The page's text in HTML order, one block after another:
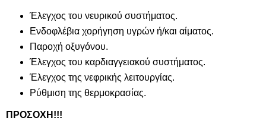
Έλεγχος του νευρικού συστήματος.
Ενδοφλέβια χορήγηση υγρών ή/και αίματος.
Παροχή οξυγόνου.
Έλεγχος του καρδιαγγειακού συστήματος.
Έλεγχος της νεφρικής λειτουργίας.
Ρύθμιση της θερμοκρασίας.
ΠΡΟΣΟΧΗ!!!